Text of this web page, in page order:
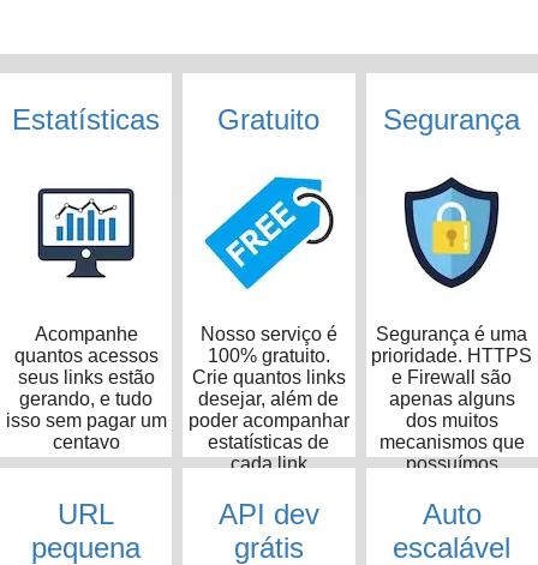
Estatísticas
Acompanhe
quantos acessos
seus links estão
gerando, e tudo
isso sem pagar um
centavo
Gratuito
Nosso serviço é
100% gratuito.
Crie quantos links
desejar, além de
poder acompanhar
estatísticas de
cada link
Segurança
Segurança é uma
prioridade. HTTPS
e Firewall são
apenas alguns
dos muitos
mecanismos que
possuímos
URL
pequena
API dev
grátis
Auto
escalável